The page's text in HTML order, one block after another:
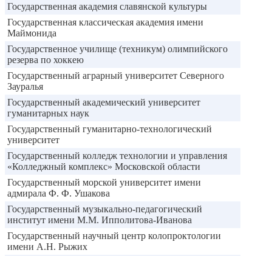
Государственная академия славянской культуры
Государственная классическая академия имени
Маймонида
Государственное училище (техникум) олимпийского
резерва по хоккею
Государственный аграрный университет Северного
Зауралья
Государственный академический университет
гуманитарных наук
Государственный гуманитарно-технологический
университет
Государственный колледж технологии и управления
«Колледжный комплекс» Московской области
Государственный морской университет имени
адмирала Ф. Ф. Ушакова
Государственный музыкально-педагогический
институт имени М.М. Ипполитова-Иванова
Государственный научный центр колопроктологии
имени А.Н. Рыжих